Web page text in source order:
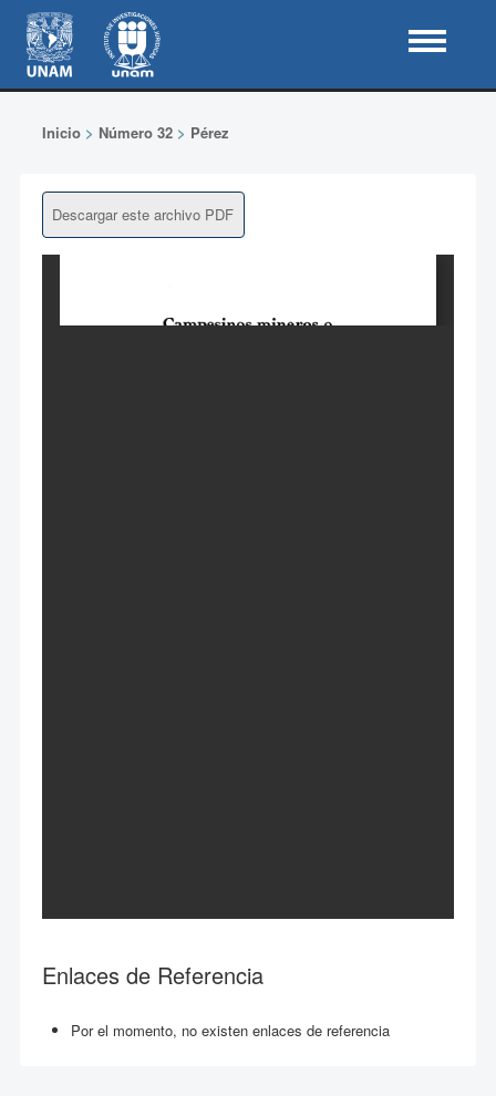
Inicio> Número 32> Pérez
Descargar este archivo PDF
Enlaces de Referencia
Por el momento, no existen enlaces de referencia